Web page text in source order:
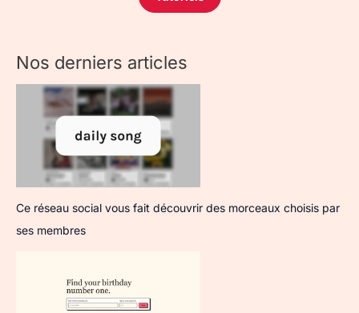
Nos derniers articles
Ce réseau social vous fait découvrir des morceaux choisis par
ses membres